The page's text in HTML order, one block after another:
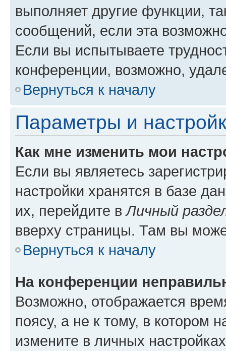
выполняет другие функции,
сообщений, если эта
Если вы испытываете
конференции, возможно,
Вернуться к началу
Параметры и
Как мне изменить мои
Если вы являетесь
настройки хранятся в базе
их, перейдите вЛичный
вверху страницы. Там вы
Вернуться к началу
На конференции
Возможно, отображается
поясу, а не к тому, в котором
измените в личных